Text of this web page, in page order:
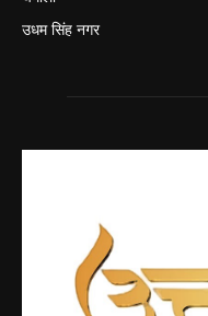
उधम सिंह नगर